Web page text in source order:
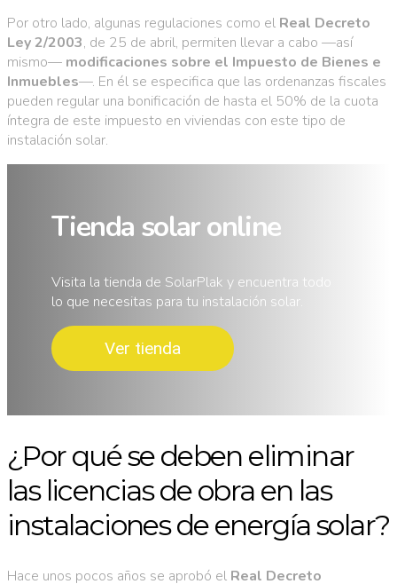
Por otro lado, algunas regulaciones como el Real Decreto
Ley 2/2003, de 25 de abril, permiten llevar a cabo —así
mismo— modificaciones sobre el Impuesto de Bienes e
Inmuebles—. En él se especifica que las ordenanzas fiscales
pueden regular una bonificación de hasta el 50% de la cuota
íntegra de este impuesto en viviendas con este tipo de
instalación solar.
Tienda solar online
Visita la tienda de SolarPlak y encuentra todo
lo que necesitas para tu instalación solar.
Ver tienda
¿Por qué se deben eliminar
las licencias de obra en las
instalaciones de energía solar?
Hace unos pocos años se aprobó el Real Decreto